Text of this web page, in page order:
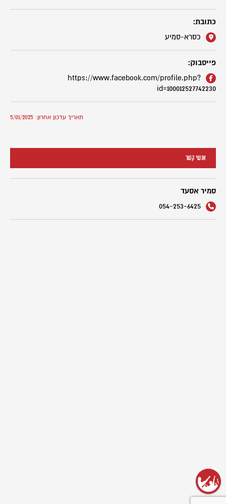
כתובת:
כסרא-סמיע
פייסבוק:
https://www.facebook.com/profile.php?
id=100012527742230
תאריך עדכון אחרון: 5/01/2025
אנשי קשר
סמיר אסעד